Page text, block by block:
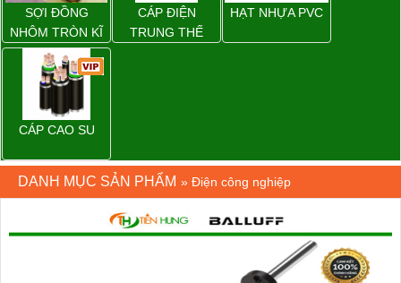
SỢI ĐỒNG
NHÔM TRÒN KĨ
THUẬT ĐIỆN
CÁP ĐIỆN
TRUNG THẾ
HẠT NHỰA PVC
CÁP CAO SU
DANH MỤC SẢN PHẨM » Điện công nghiệp